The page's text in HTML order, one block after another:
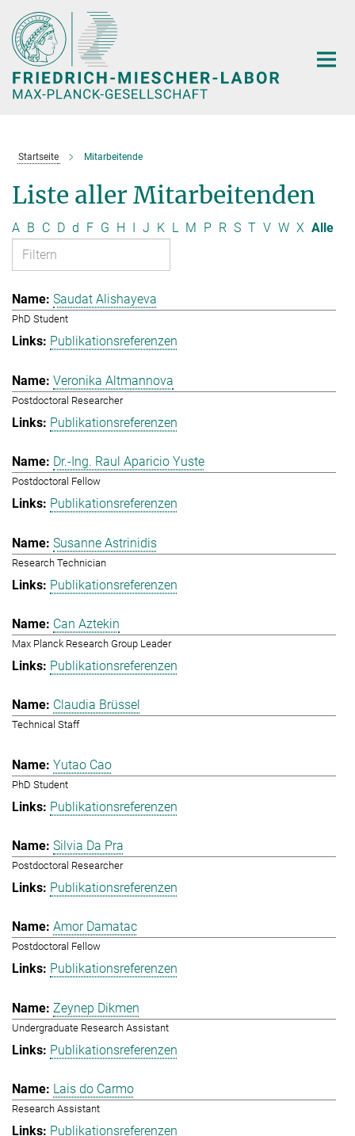
Hauptinhalt
Startseite Mitarbeitende
Liste aller Mitarbeitenden
A B C D d F G H I J K L M P R S T V W X Alle
Saudat Alishayeva
PhD Student
Publikationsreferenzen
Veronika Altmannova
Postdoctoral Researcher
Publikationsreferenzen
Dr.-Ing. Raul Aparicio Yuste
Postdoctoral Fellow
Publikationsreferenzen
Susanne Astrinidis
Research Technician
Publikationsreferenzen
Can Aztekin
Max Planck Research Group Leader
Publikationsreferenzen
Claudia Brüssel
Technical Staff
Yutao Cao
PhD Student
Publikationsreferenzen
Silvia Da Pra
Postdoctoral Researcher
Publikationsreferenzen
Amor Damatac
Postdoctoral Fellow
Publikationsreferenzen
Zeynep Dikmen
Undergraduate Research Assistant
Publikationsreferenzen
Lais do Carmo
Research Assistant
Publikationsreferenzen